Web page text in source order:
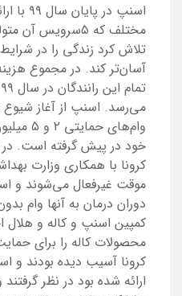
مختلف که ۵سرویس
تلاش کرد زندگی را در
آسان‌تر کند. در مجموع
می‌رسد. اسنپ از آغاز
وام‌های
خود در پیش گرفته است. در
کرونا با همکاری وزارت
موقت غیرفعال می‌شوند و
دوران درمان به آنها وام
محصولات کاله را برای
کرونا آسیب دیده بودند و
ارائه شده بود در نظر